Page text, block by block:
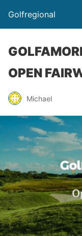
Golfregional
OPEN
Michael